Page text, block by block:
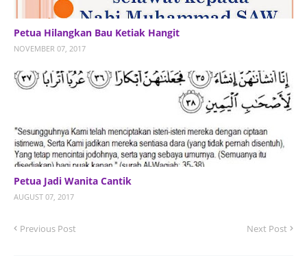
Petua Hilangkan Bau Ketiak Hangit
NOVEMBER 07, 2017
Petua Jadi Wanita Cantik
AUGUST 07, 2017
Previous Post Next Post